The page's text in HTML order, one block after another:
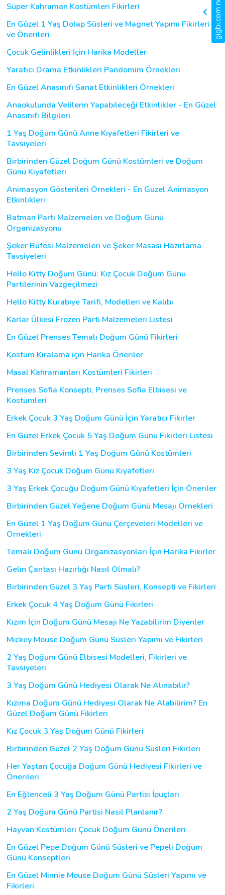
Süper Kahraman Kostümleri Fikirleri
En Güzel 1 Yaş Dolap Süsleri ve Magnet Yapımı Fikirleri
ve Önerileri
Çocuk Gelinlikleri İçin Harika Modeller
Yaratıcı Drama Etkinlikleri Pandomim Örnekleri
En Güzel Anasınıfı Sanat Etkinlikleri Örnekleri
Anaokulunda Velilerin Yapabileceği Etkinlikler - En Güzel
Anasınıfı Bilgileri
1 Yaş Doğum Günü Anne Kıyafetleri Fikirleri ve
Tavsiyeleri
Birbirinden Güzel Doğum Günü Kostümleri ve Doğum
Günü Kıyafetleri
Animasyon Gösterileri Örnekleri - En Güzel Animasyon
Etkinlikleri
Batman Parti Malzemeleri ve Doğum Günü
Organizasyonu
Şeker Büfesi Malzemeleri ve Şeker Masası Hazırlama
Tavsiyeleri
Hello Kitty Doğum Günü: Kız Çocuk Doğum Günü
Partilerinin Vazgeçilmezi
Hello Kitty Kurabiye Tarifi, Modelleri ve Kalıbı
Karlar Ülkesi Frozen Parti Malzemeleri Listesi
En Güzel Prenses Temalı Doğum Günü Fikirleri
Kostüm Kiralama için Harika Öneriler
Masal Kahramanları Kostümleri Fikirleri
Prenses Sofia Konsepti, Prenses Sofia Elbisesi ve
Kostümleri
Erkek Çocuk 3 Yaş Doğum Günü İçin Yaratıcı Fikirler
En Güzel Erkek Çocuk 5 Yaş Doğum Günü Fikirleri Listesi
Birbirinden Sevimli 1 Yaş Doğum Günü Kostümleri
3 Yaş Kız Çocuk Doğum Günü Kıyafetleri
3 Yaş Erkek Çocuğu Doğum Günü Kıyafetleri İçin Öneriler
Birbirinden Güzel Yeğene Doğum Günü Mesajı Örnekleri
En Güzel 1 Yaş Doğum Günü Çerçeveleri Modelleri ve
Örnekleri
Temalı Doğum Günü Organizasyonları İçin Harika Fikirler
Gelin Çantası Hazırlığı Nasıl Olmalı?
Birbirinden Güzel 3 Yaş Parti Süsleri, Konsepti ve Fikirleri
Erkek Çocuk 4 Yaş Doğum Günü Fikirleri
Kızım İçin Doğum Günü Mesajı Ne Yazabilirim Diyenler
Mickey Mouse Doğum Günü Süsleri Yapımı ve Fikirleri
2 Yaş Doğum Günü Elbisesi Modelleri, Fikirleri ve
Tavsiyeleri
3 Yaş Doğum Günü Hediyesi Olarak Ne Alınabilir?
Kızıma Doğum Günü Hediyesi Olarak Ne Alabilirim? En
Güzel Doğum Günü Fikirleri
Kız Çocuk 3 Yaş Doğum Günü Fikirleri
Birbirinden Güzel 2 Yaş Doğum Günü Süsleri Fikirleri
Her Yaştan Çocuğa Doğum Günü Hediyesi Fikirleri ve
Önerileri
En Eğlenceli 3 Yaş Doğum Günü Partisi İpuçları
2 Yaş Doğum Günü Partisi Nasıl Planlanır?
Hayvan Kostümleri Çocuk Doğum Günü Önerileri
En Güzel Pepe Doğum Günü Süsleri ve Pepeli Doğum
Günü Konseptleri
En Güzel Minnie Mouse Doğum Günü Süsleri Yapımı ve
Fikirleri
gigbi.com nedir?